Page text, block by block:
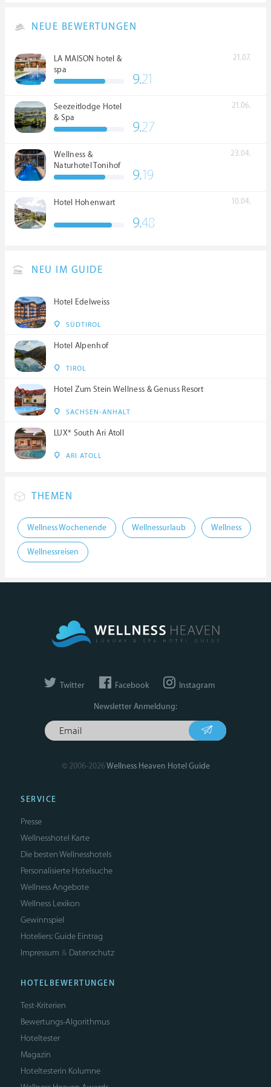
NEUE BEWERTUNGEN
LA MAISON hotel &
spa
21.07.
9.21
Seezeitlodge Hotel
& Spa
21.06.
9.27
Wellness &
Naturhotel Tonihof
****S
23.04.
9.19
Hotel Hohenwart 10.04.
9.48
NEU IM GUIDE
Hotel Edelweiss
SÜDTIROL
Hotel Alpenhof
TIROL
Hotel Zum Stein Wellness & Genuss Resort
SACHSEN-ANHALT
LUX* South Ari Atoll
ARI ATOLL
THEMEN
Wellness Wochenende Wellnessurlaub Wellness
Wellnessreisen
Twitter Facebook Instagram
Newsletter Anmeldung:
© 2006-2026Wellness Heaven Hotel Guide
SERVICE
Presse
Wellnesshotel Karte
Die besten Wellnesshotels
Personalisierte Hotelsuche
Wellness Angebote
Wellness Lexikon
Gewinnspiel
Hoteliers: Guide Eintrag
Impressum & Datenschutz
HOTELBEWERTUNGEN
Test-Kriterien
Bewertungs-Algorithmus
Hoteltester
Magazin
Hoteltesterin Kolumne